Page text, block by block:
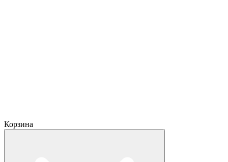
Корзина